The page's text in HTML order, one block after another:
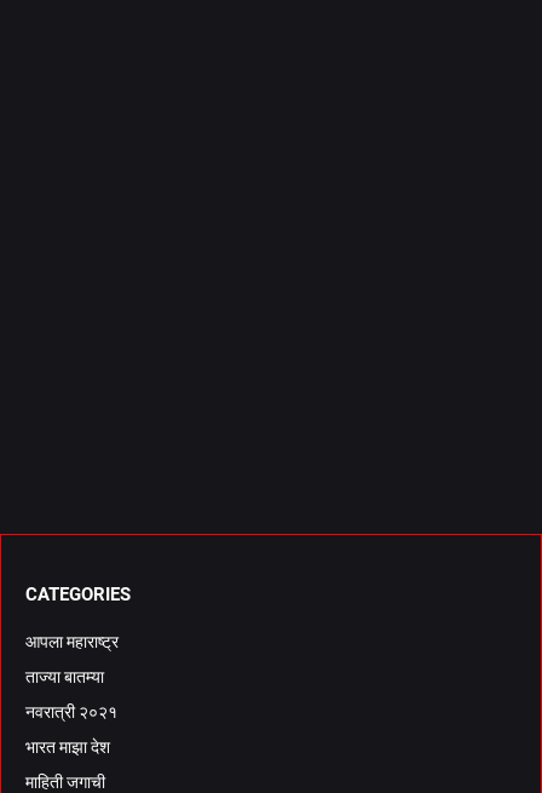
CATEGORIES
आपला महाराष्ट्र
ताज्या बातम्या
नवरात्री २०२१
भारत माझा देश
माहिती जगाची